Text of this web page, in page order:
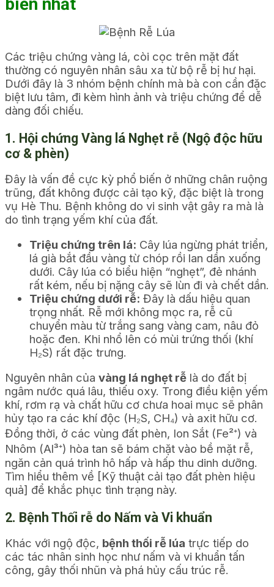
Các triệu chứng vàng lá, còi cọc trên mặt đất
thường có nguyên nhân sâu xa từ bộ rễ bị hư hại.
Dưới đây là 3 nhóm bệnh chính mà bà con cần đặc
biệt lưu tâm, đi kèm hình ảnh và triệu chứng để dễ
dàng đối chiếu.
1. Hội chứng Vàng lá Nghẹt rễ (Ngộ độc hữu
cơ & phèn)
Đây là vấn đề cực kỳ phổ biến ở những chân ruộng
trũng, đất không được cải tạo kỹ, đặc biệt là trong
vụ Hè Thu. Bệnh không do vi sinh vật gây ra mà là
do tình trạng yếm khí của đất.
Triệu chứng trên lá: Cây lúa ngừng phát triển,
lá già bắt đầu vàng từ chóp rồi lan dần xuống
dưới. Cây lúa có biểu hiện “nghẹt”, đẻ nhánh
rất kém, nếu bị nặng cây sẽ lùn đi và chết dần.
Triệu chứng dưới rễ: Đây là dấu hiệu quan
trọng nhất. Rễ mới không mọc ra, rễ cũ
chuyển màu từ trắng sang vàng cam, nâu đỏ
hoặc đen. Khi nhổ lên có mùi trứng thối (khí
H₂S) rất đặc trưng.
Nguyên nhân của vàng lá nghẹt rễ là do đất bị
ngâm nước quá lâu, thiếu oxy. Trong điều kiện yếm
khí, rơm rạ và chất hữu cơ chưa hoai mục sẽ phân
hủy tạo ra các khí độc (H₂S, CH₄) và axit hữu cơ.
Đồng thời, ở các vùng đất phèn, Ion Sắt (Fe²⁺) và
Nhôm (Al³⁺) hòa tan sẽ bám chặt vào bề mặt rễ,
ngăn cản quá trình hô hấp và hấp thu dinh dưỡng.
Tìm hiểu thêm về [Kỹ thuật cải tạo đất phèn hiệu
quả] để khắc phục tình trạng này.
2. Bệnh Thối rễ do Nấm và Vi khuẩn
Khác với ngộ độc, bệnh thối rễ lúa trực tiếp do
các tác nhân sinh học như nấm và vi khuẩn tấn
công, gây thối nhũn và phá hủy cấu trúc rễ.